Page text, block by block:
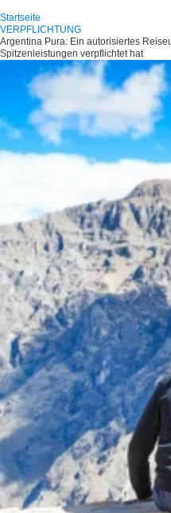
Startseite
VERPFLICHTUNG
Argentina Pura: Ein autorisiertes
Spitzenleistungen verpflichtet hat